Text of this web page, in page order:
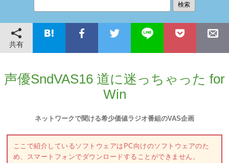
共有
声優SndVAS16 道に迷っちゃった for
Win
ネットワークで聞ける希少価値ラジオ番組のVAS企画
ここで紹介しているソフトウェアはPC向けのソフトウェアのた
め、スマートフォンでダウンロードすることができません。